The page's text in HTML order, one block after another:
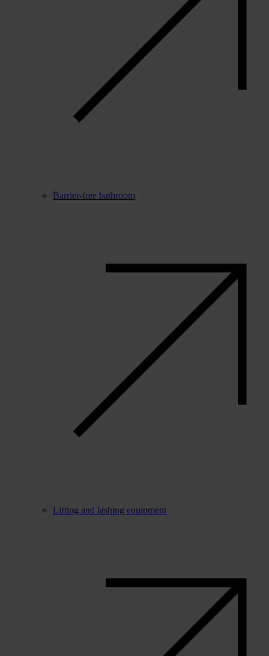
Barrier-free bathroom
Lifting and lashing equipment